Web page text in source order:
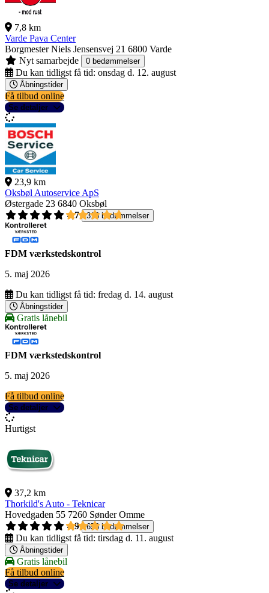
7,8 km
Varde Pava Center
Borgmester Niels Jensensvej 21 6800 Varde
Nyt samarbejde
0 bedømmelser
Du kan tidligst få tid: onsdag d. 12. august
Åbningstider
Få tilbud online
Se detaljer
23,9 km
Oksbøl Autoservice ApS
Østergade 23 6840 Oksbøl
4,7
316 bedømmelser
FDM værkstedskontrol
5. maj 2026
Du kan tidligst få tid: fredag d. 14. august
Åbningstider
Gratis lånebil
FDM værkstedskontrol
5. maj 2026
Få tilbud online
Se detaljer
Hurtigst
37,2 km
Thorkild's Auto - Teknicar
Hovedgaden 55 7260 Sønder Omme
4,9
656 bedømmelser
Du kan tidligst få tid: tirsdag d. 11. august
Åbningstider
Gratis lånebil
Få tilbud online
Se detaljer